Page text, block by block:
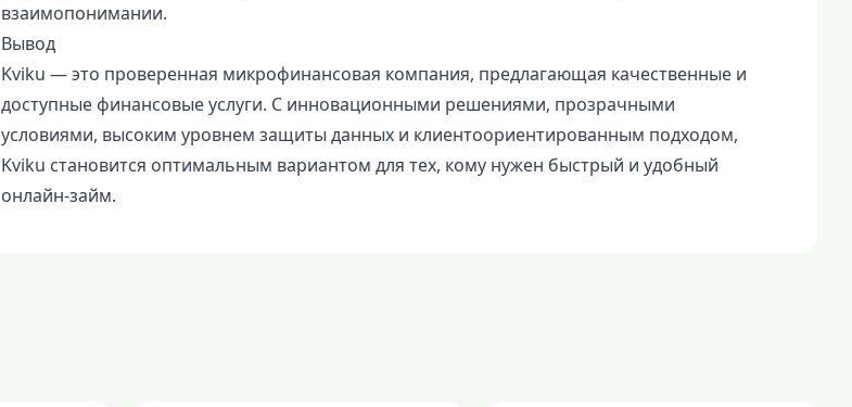
взаимопонимании.
Вывод
Kviku — это проверенная микрофинансовая компания, предлагающая качественные и
доступные финансовые услуги. С инновационными решениями, прозрачными
условиями, высоким уровнем защиты данных и клиентоориентированным подходом,
Kviku становится оптимальным вариантом для тех, кому нужен быстрый и удобный
онлайн-займ.